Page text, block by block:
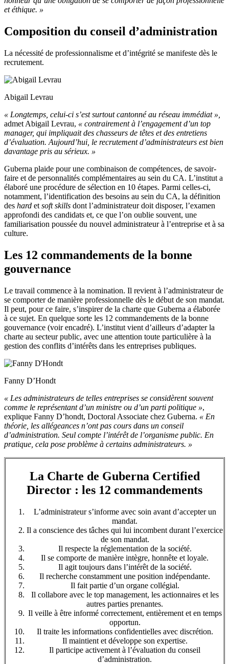
et éthique. »
Composition du conseil d’administration
La nécessité de professionnalisme et d’intégrité se manifeste dès le
recrutement.
Abigail Levrau
« Longtemps, celui-ci s’est surtout cantonné au réseau immédiat »,
admet Abigail Levrau, « contrairement à l’engagement d’un top
manager, qui impliquait des chasseurs de têtes et des entretiens
d’évaluation. Aujourd’hui, le recrutement d’administrateurs est bien
davantage pris au sérieux. »
Guberna plaide pour une combinaison de compétences, de savoir-
faire et de personnalités complémentaires au sein du CA. L’institut a
élaboré une procédure de sélection en 10 étapes. Parmi celles-ci,
notamment, l’identification des besoins au sein du CA, la définition
des hard et soft skills dont l’administrateur doit disposer, l’examen
approfondi des candidats et, ce que l’on oublie souvent, une
familiarisation poussée du nouvel administrateur à l’entreprise et à sa
culture.
Les 12 commandements de la bonne
gouvernance
Le travail commence à la nomination. Il revient à l’administrateur de
se comporter de manière professionnelle dès le début de son mandat.
Il peut, pour ce faire, s’inspirer de la charte que Guberna a élaborée
à ce sujet. En quelque sorte les 12 commandements de la bonne
gouvernance (voir encadré). L’institut vient d’ailleurs d’adapter la
charte au secteur public, avec une attention toute particulière à la
gestion des conflits d’intérêts dans les entreprises publiques.
Fanny D’Hondt
« Les administrateurs de telles entreprises se considèrent souvent
comme le représentant d’un ministre ou d’un parti politique »,
explique Fanny D’hondt, Doctoral Associate chez Guberna. « En
théorie, les allégeances n’ont pas cours dans un conseil
d’administration. Seul compte l’intérêt de l’organisme public. En
pratique, cela pose problème à certains administrateurs. »
La Charte de Guberna Certified
Director : les 12 commandements
L’administrateur s’informe avec soin avant d’accepter un
mandat.
Il a conscience des tâches qui lui incombent durant l’exercice
de son mandat.
Il respecte la réglementation de la société.
Il se comporte de manière intègre, honnête et loyale.
Il agit toujours dans l’intérêt de la société.
Il recherche constamment une position indépendante.
Il fait partie d’un organe collégial.
Il collabore avec le top management, les actionnaires et les
autres parties prenantes.
Il veille à être informé correctement, entièrement et en temps
opportun.
Il traite les informations confidentielles avec discrétion.
Il maintient et développe son expertise.
Il participe activement à l’évaluation du conseil
d’administration.